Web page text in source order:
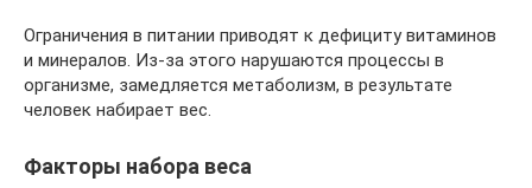
Ограничения в питании приводят к дефициту витаминов
и минералов. Из-за этого нарушаются процессы в
организме, замедляется метаболизм, в результате
человек набирает вес.
Факторы набора веса